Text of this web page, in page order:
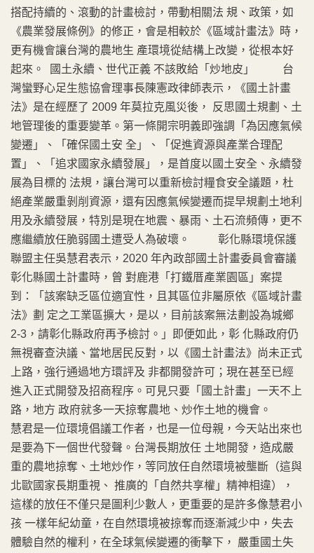
搭配持續的、滾動的計畫檢討，帶動相關法 規、政策，如
《農業發展條例》的修正，會是相較於《區域計畫法》時，
更有機會讓台灣的農地生 產環境從結構上改變，從根本好
起來。 國土永續、世代正義 不該敗給「炒地皮」 台
灣蠻野心足生態協會理事長陳憲政律師表示，《國土計畫
法》是在經歷了 2009 年莫拉克風災後， 反思國土規劃、土
地管理後的重要變革。第一條開宗明義即強調「為因應氣候
變遷」、「確保國土安 全」、「促進資源與產業合理配
置」、「追求國家永續發展」，是首度以國土安全、永續發
展為目標的 法規，讓台灣可以重新檢討糧食安全議題，杜
絕產業嚴重剝削資源，還有因應氣候變遷而提早規劃土地利
用及永續發展，特別是現在地震、暴雨、土石流頻傳，更不
應繼續放任脆弱國土遭受人為破壞。 彰化縣環境保護
聯盟主任吳慧君表示，2020 年內政部國土計畫委員會審議
彰化縣國土計畫時，曾 對鹿港「打鐵厝產業園區」案提
到：「該案缺乏區位適宜性，且其區位非屬原依《區域計畫
法》劃 定之工業區擴大，是以，目前該案無法劃設為城鄉
2-3，請彰化縣政府再予檢討。」即便如此，彰 化縣政府仍
無視審查決議、當地居民反對，以《國土計畫法》尚未正式
上路，強行通過地方環評及 非都開發許可；現在甚至已經
進入正式開發及招商程序。可見只要「國土計畫」一天不上
路，地方 政府就多一天掠奪農地、炒作土地的機會。
慧君是一位環境倡議工作者，也是一位母親，今天站出來也
是要為下一個世代發聲。台灣長期放任 土地開發，造成嚴
重的農地掠奪、土地炒作，等同放任自然環境被壟斷（這與
北歐國家長期重視、 推廣的「自然共享權」精神相違），
這樣的放任不僅只是圖利少數人，更重要的是許多像慧君小
孩 一樣年紀幼童，在自然環境被掠奪而逐漸減少中，失去
體驗自然的權利，在全球氣候變遷的衝擊下， 嚴重國土失